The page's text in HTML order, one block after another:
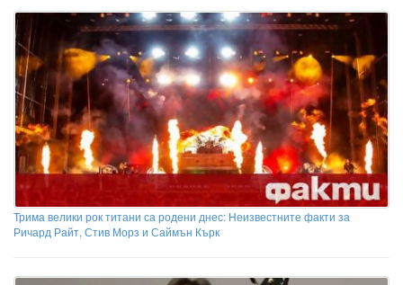
Трима велики рок титани са родени днес: Неизвестните факти за
Ричард Райт, Стив Морз и Саймън Кърк